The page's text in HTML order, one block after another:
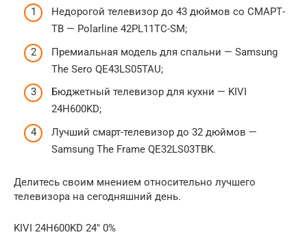
Недорогой телевизор до 43 дюймов со СМАРТ-
ТВ — Polarline 42PL11TC-SM;
Премиальная модель для спальни — Samsung
The Sero QE43LS05TAU;
Бюджетный телевизор для кухни — KIVI
24H600KD;
Лучший смарт-телевизор до 32 дюймов —
Samsung The Frame QE32LS03TBK.
Делитесь своим мнением относительно лучшего
телевизора на сегодняшний день.
KIVI 24H600KD 24″ 0%